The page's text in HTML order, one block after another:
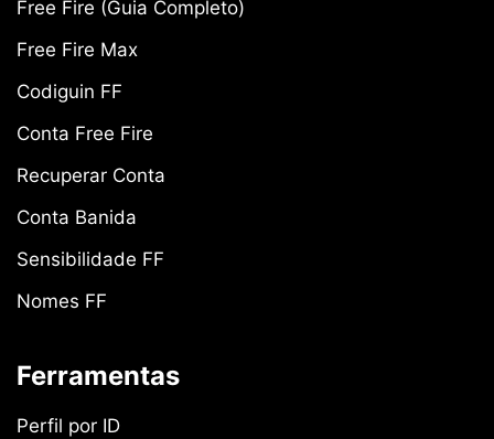
Free Fire (Guia Completo)
Free Fire Max
Codiguin FF
Conta Free Fire
Recuperar Conta
Conta Banida
Sensibilidade FF
Nomes FF
Ferramentas
Perfil por ID